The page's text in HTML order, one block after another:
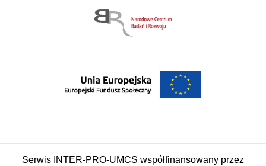
Serwis INTER-PRO-UMCS współfinansowany przez